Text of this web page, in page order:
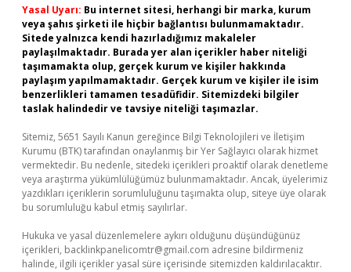
Yasal Uyarı: Bu internet sitesi, herhangi bir marka, kurum
veya şahıs şirketi ile hiçbir bağlantısı bulunmamaktadır.
Sitede yalnızca kendi hazırladığımız makaleler
paylaşılmaktadır. Burada yer alan içerikler haber niteliği
taşımamakta olup, gerçek kurum ve kişiler hakkında
paylaşım yapılmamaktadır. Gerçek kurum ve kişiler ile isim
benzerlikleri tamamen tesadüfidir. Sitemizdeki bilgiler
taslak halindedir ve tavsiye niteliği taşımazlar.
Sitemiz, 5651 Sayılı Kanun gereğince Bilgi Teknolojileri ve İletişim
Kurumu (BTK) tarafından onaylanmış bir Yer Sağlayıcı olarak hizmet
vermektedir. Bu nedenle, sitedeki içerikleri proaktif olarak denetleme
veya araştırma yükümlülüğümüz bulunmamaktadır. Ancak, üyelerimiz
yazdıkları içeriklerin sorumluluğunu taşımakta olup, siteye üye olarak
bu sorumluluğu kabul etmiş sayılırlar.
Hukuka ve yasal düzenlemelere aykırı olduğunu düşündüğünüz
içerikleri, backlinkpanelicomtr@gmail.com adresine bildirmeniz
halinde, ilgili içerikler yasal süre içerisinde sitemizden kaldırılacaktır.